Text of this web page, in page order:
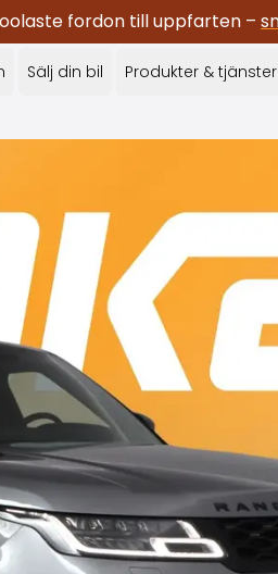
fordon till uppfarten –
Sälj din bil Produkter & tjänster